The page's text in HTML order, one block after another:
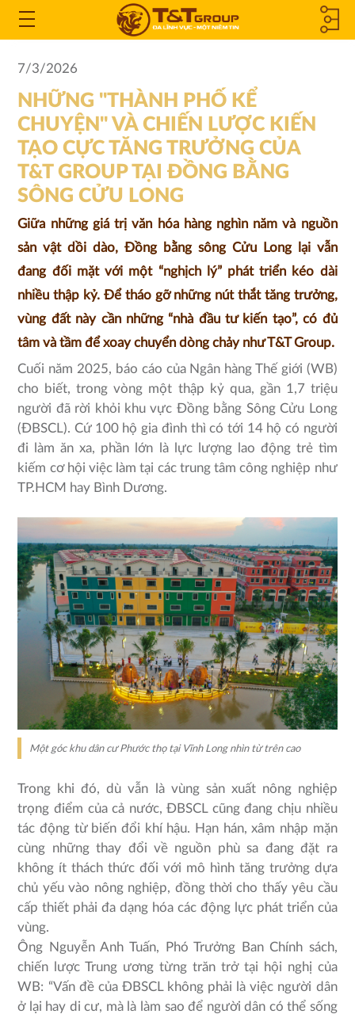
Open
Menu
CÔNG TY
CÔNG TY
7/3/2026
NHỮNG "THÀNH PHỐ KỂ
CHUYỆN" VÀ CHIẾN LƯỢC KIẾN
TẠO CỰC TĂNG TRƯỞNG CỦA
T&T GROUP TẠI ĐỒNG BẰNG
SÔNG CỬU LONG
Giữa những giá trị văn hóa hàng nghìn năm và nguồn
sản vật dồi dào, Đồng bằng sông Cửu Long lại vẫn
đang đối mặt với một “nghịch lý” phát triển kéo dài
nhiều thập kỷ. Để tháo gỡ những nút thắt tăng trưởng,
vùng đất này cần những “nhà đầu tư kiến tạo”, có đủ
tâm và tầm để xoay chuyển dòng chảy như T&T Group.
Cuối năm 2025, báo cáo của Ngân hàng Thế giới (WB)
cho biết, trong vòng một thập kỷ qua, gần 1,7 triệu
người đã rời khỏi khu vực Đồng bằng Sông Cửu Long
(ĐBSCL). Cứ 100 hộ gia đình thì có tới 14 hộ có người
đi làm ăn xa, phần lớn là lực lượng lao động trẻ tìm
kiếm cơ hội việc làm tại các trung tâm công nghiệp như
TP.HCM hay Bình Dương.
Một góc khu dân cư Phước thọ tại Vĩnh Long nhìn từ trên cao
Trong khi đó, dù vẫn là vùng sản xuất nông nghiệp
trọng điểm của cả nước, ĐBSCL cũng đang chịu nhiều
tác động từ biến đổi khí hậu. Hạn hán, xâm nhập mặn
cùng những thay đổi về nguồn phù sa đang đặt ra
không ít thách thức đối với mô hình tăng trưởng dựa
chủ yếu vào nông nghiệp, đồng thời cho thấy yêu cầu
cấp thiết phải đa dạng hóa các động lực phát triển của
vùng.
Ông Nguyễn Anh Tuấn, Phó Trưởng Ban Chính sách,
chiến lược Trung ương từng trăn trở tại hội nghị của
WB: “Vấn đề của ĐBSCL không phải là việc người dân
ở lại hay di cư, mà là làm sao để người dân có thể sống